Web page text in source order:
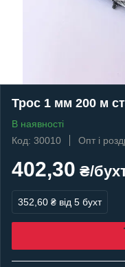
Трос 1 мм 200 м
В наявності
Код: 30010
Опт і
402,30 ₴/
352,60 ₴ від 5 бухт